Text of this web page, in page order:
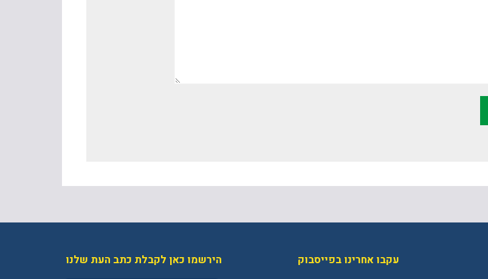
עקבו אחרינו בפייסבוק הירשמו כאן לקבלת כתב העת שלנו